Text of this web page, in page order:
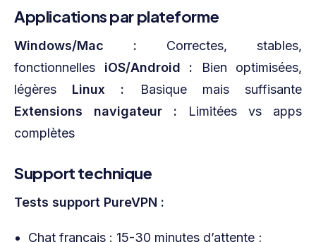
Applications par plateforme
Windows/Mac : Correctes, stables,
fonctionnelles iOS/Android : Bien optimisées,
légères Linux : Basique mais suffisante
Extensions navigateur : Limitées vs apps
complètes
Support technique
Tests support PureVPN :
Chat français : 15-30 minutes d’attente ;